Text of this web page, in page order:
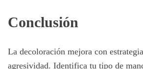
Conclusión
La decoloración mejora con
agresividad. Identifica tu tipo de